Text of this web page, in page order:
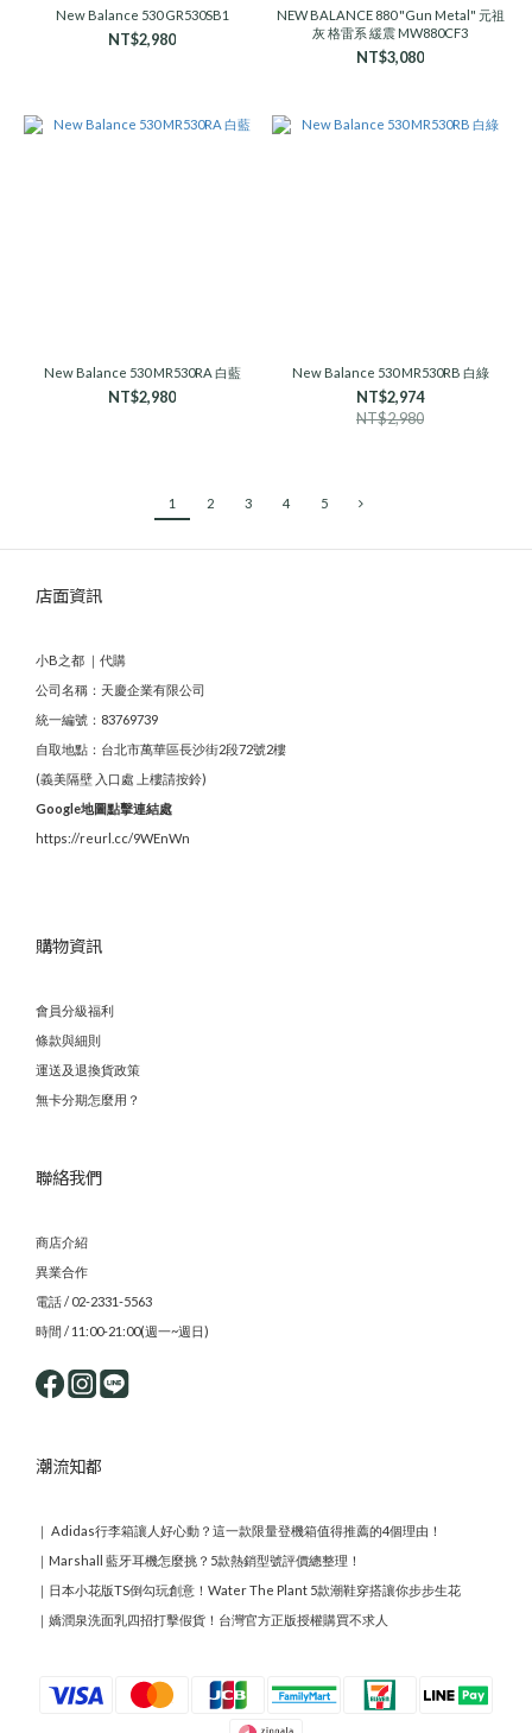
New Balance 530 GR530SB1
NT$2,980
NEW BALANCE 880 "Gun Metal" 元祖
灰 格雷系 緩震 MW880CF3
NT$3,080
New Balance 530 MR530RA 白藍
NT$2,980
New Balance 530 MR530RB 白綠
NT$2,974
NT$2,980
1 2 3 4 5
店面資訊
小B之都 ｜代購
公司名稱：天慶企業有限公司
統一編號：83769739
自取地點：台北市萬華區長沙街2段72號2樓
(義美隔壁 入口處 上樓請按鈴)
Google地圖點擊連結處
https://reurl.cc/9WEnWn
購物資訊
會員分級福利
條款與細則
運送及退換貨政策
無卡分期怎麼用？
聯絡我們
商店介紹
異業合作
電話 / 02-2331-5563
時間 / 11:00-21:00(週一~週日)
潮流知都
｜ Adidas行李箱讓人好心動？這一款限量登機箱值得推薦的4個理由！
｜ Marshall 藍牙耳機怎麼挑？5款熱銷型號評價總整理！
｜ 日本小花版TS倒勾玩創意！Water The Plant 5款潮鞋穿搭讓你步步生花
｜ 嬌潤泉洗面乳四招打擊假貨！台灣官方正版授權購買不求人